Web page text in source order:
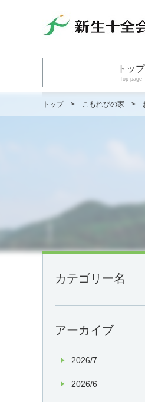
トップ
Top page
トップ > こもれびの家 >
カテゴリー名
アーカイブ
2026/7
2026/6